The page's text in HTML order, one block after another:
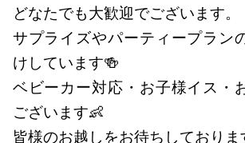
どなたでも大歓迎でございます。
サプライズやパーティープラン
けしています🍻
ベビーカー対応・お子様イス・
ございます👶
皆様のお越しをお待ちしておりま